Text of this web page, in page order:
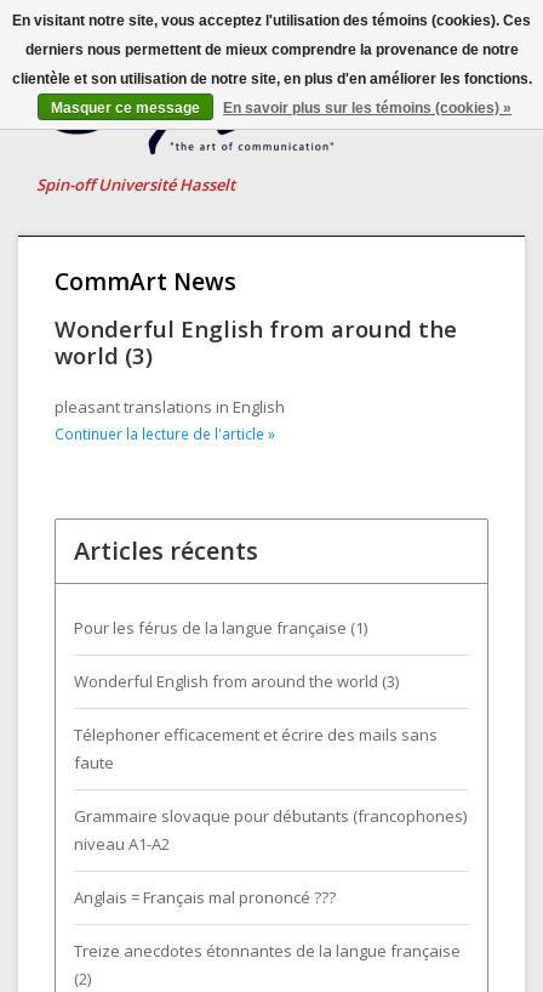
Spin-off Université Hasselt
Français
Nederlands
CommArt News
Wonderful English from around the
world (3)
pleasant translations in English
Continuer la lecture de l'article »
Articles récents
Pour les férus de la langue française (1)
Wonderful English from around the world (3)
Télephoner efficacement et écrire des mails sans
faute
Grammaire slovaque pour débutants (francophones)
niveau A1-A2
Anglais = Français mal prononcé ???
Treize anecdotes étonnantes de la langue française
(2)
En visitant notre site, vous acceptez l'utilisation des témoins (cookies). Ces
derniers nous permettent de mieux comprendre la provenance de notre
clientèle et son utilisation de notre site, en plus d'en améliorer les fonctions.
Masquer ce message
En savoir plus sur les témoins (cookies) »